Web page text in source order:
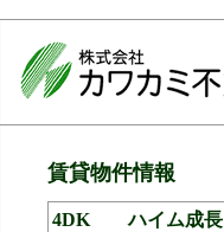
賃貸物件情報
4DK ハイム成長